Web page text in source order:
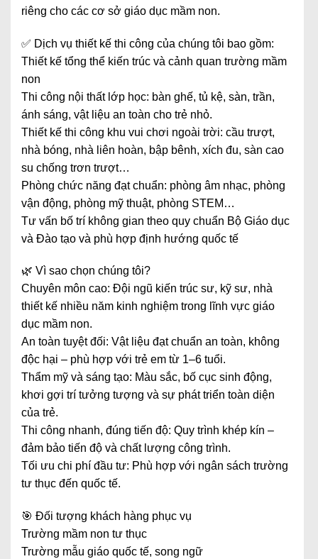
riêng cho các cơ sở giáo dục mầm non.
✅ Dịch vụ thiết kế thi công của chúng tôi bao gồm:
Thiết kế tổng thể kiến trúc và cảnh quan trường mầm
non
Thi công nội thất lớp học: bàn ghế, tủ kệ, sàn, trần,
ánh sáng, vật liệu an toàn cho trẻ nhỏ.
Thiết kế thi công khu vui chơi ngoài trời: cầu trượt,
nhà bóng, nhà liên hoàn, bập bênh, xích đu, sàn cao
su chống trơn trượt…
Phòng chức năng đạt chuẩn: phòng âm nhạc, phòng
vận động, phòng mỹ thuật, phòng STEM…
Tư vấn bố trí không gian theo quy chuẩn Bộ Giáo dục
và Đào tạo và phù hợp định hướng quốc tế
🌿 Vì sao chọn chúng tôi?
Chuyên môn cao: Đội ngũ kiến trúc sư, kỹ sư, nhà
thiết kế nhiều năm kinh nghiệm trong lĩnh vực giáo
dục mầm non.
An toàn tuyệt đối: Vật liệu đạt chuẩn an toàn, không
độc hại – phù hợp với trẻ em từ 1–6 tuổi.
Thẩm mỹ và sáng tạo: Màu sắc, bố cục sinh động,
khơi gợi trí tưởng tượng và sự phát triển toàn diện
của trẻ.
Thi công nhanh, đúng tiến độ: Quy trình khép kín –
đảm bảo tiến độ và chất lượng công trình.
Tối ưu chi phí đầu tư: Phù hợp với ngân sách trường
tư thục đến quốc tế.
🎯 Đối tượng khách hàng phục vụ
Trường mầm non tư thục
Trường mẫu giáo quốc tế, song ngữ